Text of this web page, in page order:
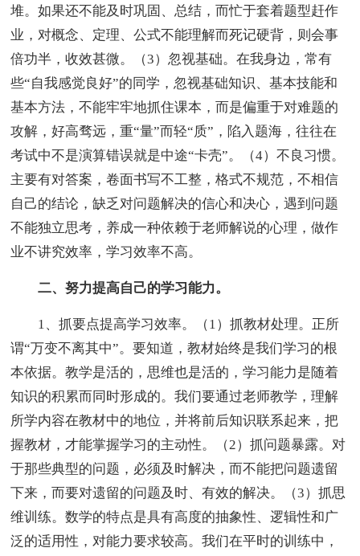
堆。如果还不能及时巩固、总结，而忙于套着题型赶作
业，对概念、定理、公式不能理解而死记硬背，则会事
倍功半，收效甚微。（3）忽视基础。在我身边，常有
些“自我感觉良好”的同学，忽视基础知识、基本技能和
基本方法，不能牢牢地抓住课本，而是偏重于对难题的
攻解，好高骛远，重“量”而轻“质”，陷入题海，往往在
考试中不是演算错误就是中途“卡壳”。（4）不良习惯。
主要有对答案，卷面书写不工整，格式不规范，不相信
自己的结论，缺乏对问题解决的信心和决心，遇到问题
不能独立思考，养成一种依赖于老师解说的心理，做作
业不讲究效率，学习效率不高。
二、努力提高自己的学习能力。
1、抓要点提高学习效率。（1）抓教材处理。正所
谓“万变不离其中”。要知道，教材始终是我们学习的根
本依据。教学是活的，思维也是活的，学习能力是随着
知识的积累而同时形成的。我们要通过老师教学，理解
所学内容在教材中的地位，并将前后知识联系起来，把
握教材，才能掌握学习的主动性。（2）抓问题暴露。对
于那些典型的问题，必须及时解决，而不能把问题遗留
下来，而要对遗留的问题及时、有效的解决。（3）抓思
维训练。数学的特点是具有高度的抽象性、逻辑性和广
泛的适用性，对能力要求较高。我们在平时的训练中，